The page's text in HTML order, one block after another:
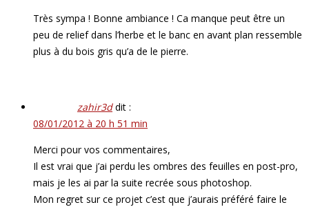
Très sympa ! Bonne ambiance ! Ca manque peut être un
peu de relief dans l’herbe et le banc en avant plan ressemble
plus à du bois gris qu’a de le pierre.
zahir3d dit :
08/01/2012 à 20 h 51 min
Merci pour vos commentaires,
Il est vrai que j’ai perdu les ombres des feuilles en post-pro,
mais je les ai par la suite recrée sous photoshop.
Mon regret sur ce projet c’est que j’aurais préféré faire le